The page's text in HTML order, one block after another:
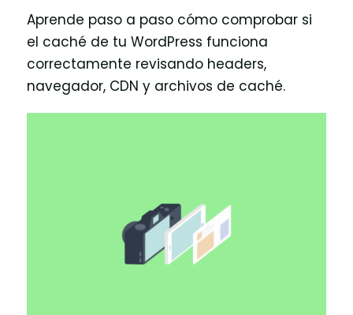
Aprende paso a paso cómo comprobar si
el caché de tu WordPress funciona
correctamente revisando headers,
navegador, CDN y archivos de caché.